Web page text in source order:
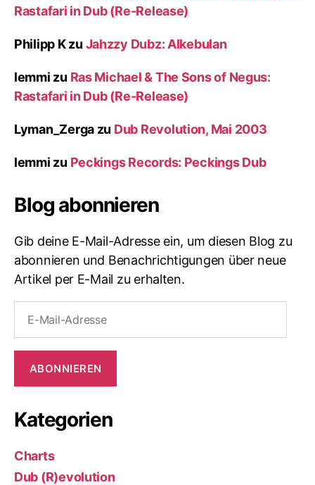
Rastafari in Dub (Re-Release)
Philipp Kzu Jahzzy Dubz: Alkebulan
lemmi zu Ras Michael & The Sons of Negus:
Rastafari in Dub (Re-Release)
Lyman_Zerga zu Dub Revolution, Mai 2003
lemmi zu Peckings Records: Peckings Dub
Blog abonnieren
Gib deine E-Mail-Adresse ein, um diesen Blog zu
abonnieren und Benachrichtigungen über neue
Artikel per E-Mail zu erhalten.
Mail-
ABONNIEREN
Kategorien
Charts
Dub (R)evolution